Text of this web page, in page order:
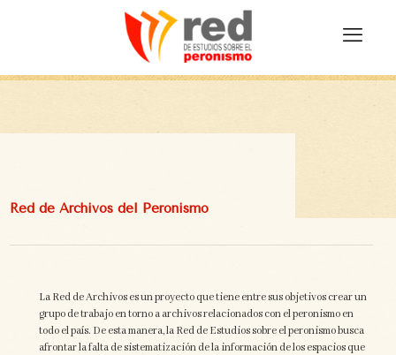
Red de Archivos del Peronismo
La Red de Archivos es un proyecto que tiene entre sus objetivos crear un
grupo de trabajo en torno a archivos relacionados con el peronismo en
todo el país. De esta manera, la Red de Estudios sobre el peronismo busca
afrontar la falta de sistematización de la información de los espacios que